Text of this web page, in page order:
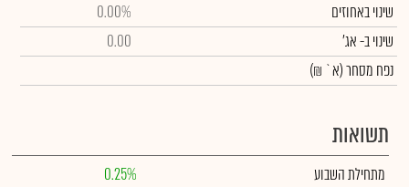
שינוי באחוזים
0.00%
שינויב- אג'
0.00
נפח מסחר(א` ₪)
תשואות
מתחילת השבוע
0.25%